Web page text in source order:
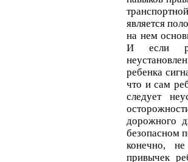
является
на нем
И если
ребенка
что и сам
следует
дорожного
безопасном
конечно,
привычек